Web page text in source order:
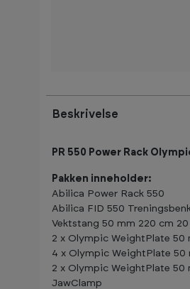
Beskrivelse
PR 550 Power Rack
Pakken inneholder:
Abilica Power Rack 550
Abilica FID 550
Vektstang 50 mm 220 cm 20
2 x Olympic WeightPlate 50
4 x Olympic WeightPlate 50
2 x Olympic WeightPlate 50
JawClamp